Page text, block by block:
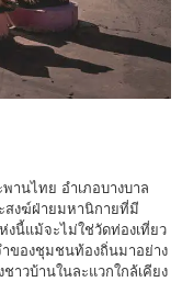
านไทย อำเภอบางบาล
สงฆ์ฝ่ายมหานิกายที่มี
งนี้แม้จะไม่ใช่วัดท่องเที่ยว
ของชุมชนท้องถิ่นมาอย่าง
าวบ้านในละแวกใกล้เคียง